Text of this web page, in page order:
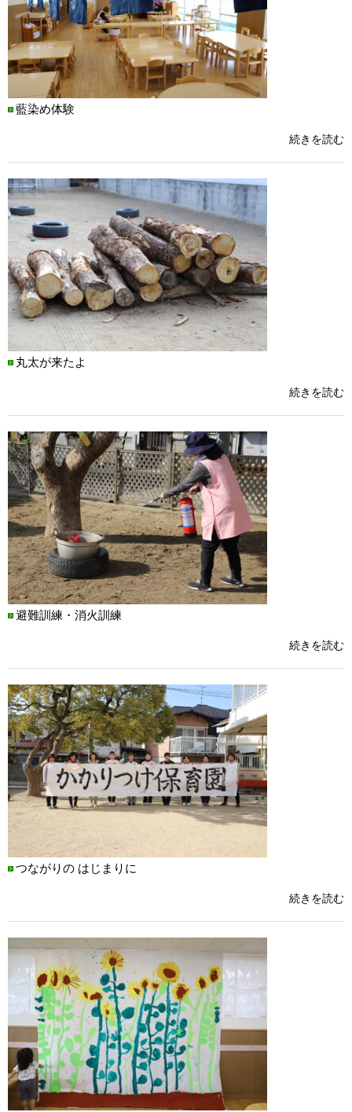
藍染め体験
続きを読む
丸太が来たよ
続きを読む
避難訓練・消火訓練
続きを読む
つながりの はじまりに
続きを読む